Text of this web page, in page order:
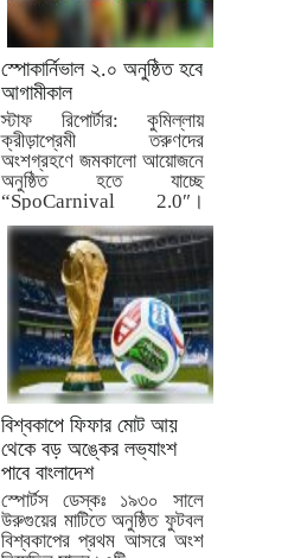
স্পোকার্নিভাল ২.০ অনুষ্ঠিত হবে
আগামীকাল
স্টাফ রিপোর্টার: কুমিল্লায়
ক্রীড়াপ্রেমী তরুণদের
অংশগ্রহণে জমকালো আয়োজনে
অনুষ্ঠিত হতে যাচ্ছে
“SpoCarnival 2.0″।
আগামীকাল মঙ্গলবার...
বিশ্বকাপে ফিফার মোট আয়
থেকে বড় অঙ্কের লভ্যাংশ
পাবে বাংলাদেশ
স্পোর্টস ডেস্কঃ ১৯৩০ সালে
উরুগুয়ের মাটিতে অনুষ্ঠিত ফুটবল
বিশ্বকাপের প্রথম আসরে অংশ